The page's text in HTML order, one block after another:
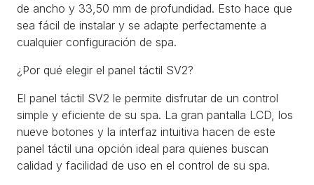
de ancho y 33,50 mm de profundidad. Esto hace que
sea fácil de instalar y se adapte perfectamente a
cualquier configuración de spa.
¿Por qué elegir el panel táctil SV2?
El panel táctil SV2 le permite disfrutar de un control
simple y eficiente de su spa. La gran pantalla LCD, los
nueve botones y la interfaz intuitiva hacen de este
panel táctil una opción ideal para quienes buscan
calidad y facilidad de uso en el control de su spa.